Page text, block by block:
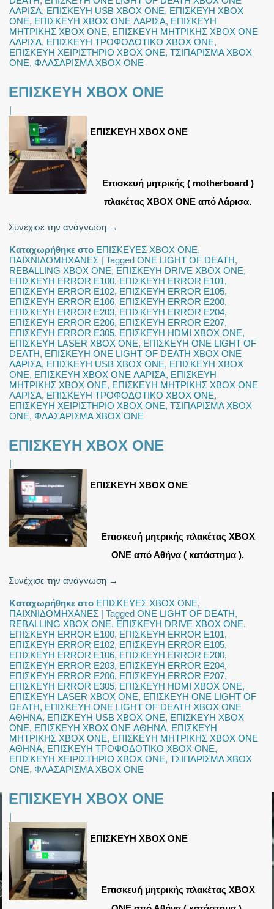
ΛΑΡΙΣΑ, ΕΠΙΣΚΕΥΗ USB XBOX ONE, ΕΠΙΣΚΕΥΗ XBOX
ONE, ΕΠΙΣΚΕΥΗ XBOX ONE ΛΑΡΙΣΑ, ΕΠΙΣΚΕΥΗ
ΜΗΤΡΙΚΗΣ XBOX ONE, ΕΠΙΣΚΕΥΗ ΜΗΤΡΙΚΗΣ XBOX ONE
ΛΑΡΙΣΑ, ΕΠΙΣΚΕΥΗ ΤΡΟΦΟΔΟΤΙΚΟ XBOX ONE,
ΕΠΙΣΚΕΥΗ ΧΕΙΡΙΣΤΗΡΙΟ XBOX ONE,ΤΣΙΠΑΡΙΣΜΑ XBOX
ONE,ΦΛΑΣΑΡΙΣΜΑ XBOX ONE
ΕΠΙΣΚΕΥΗ XBOX ONE
|
ΕΠΙΣΚΕΥΗ XBOX ONE
Eπισκευή μητρικής ( motherboard )
πλακέτας XBOX ONE από Λάρισα.
Συνέχισε την ανάγνωση →
Καταχωρήθηκε στο ΕΠΙΣΚΕΥΕΣ XBOX ONE,
ΠΑΙΧΝΙΔΟΜΗΧΑΝΕΣ |Tagged ONE LIGHT OF DEATH,
REBALLING XBOX ONE, ΕΠΙΣΚΕΥΗ DRIVE XBOX ONE,
ΕΠΙΣΚΕΥΗ ERROR E100, ΕΠΙΣΚΕΥΗ ERROR E101,
ΕΠΙΣΚΕΥΗ ERROR E102, ΕΠΙΣΚΕΥΗ ERROR E105,
ΕΠΙΣΚΕΥΗ ERROR E106, ΕΠΙΣΚΕΥΗ ERROR E200,
ΕΠΙΣΚΕΥΗ ERROR E203, ΕΠΙΣΚΕΥΗ ERROR E204,
ΕΠΙΣΚΕΥΗ ERROR E206, ΕΠΙΣΚΕΥΗ ERROR E207,
ΕΠΙΣΚΕΥΗ ERROR E305, ΕΠΙΣΚΕΥΗ HDMI XBOX ONE,
ΕΠΙΣΚΕΥΗ LASER XBOX ONE, ΕΠΙΣΚΕΥΗ ONE LIGHT OF
DEATH, ΕΠΙΣΚΕΥΗ ONE LIGHT OF DEATH XBOX ONE
ΛΑΡΙΣΑ, ΕΠΙΣΚΕΥΗ USB XBOX ONE, ΕΠΙΣΚΕΥΗ XBOX
ONE, ΕΠΙΣΚΕΥΗ XBOX ONE ΛΑΡΙΣΑ, ΕΠΙΣΚΕΥΗ
ΜΗΤΡΙΚΗΣ XBOX ONE, ΕΠΙΣΚΕΥΗ ΜΗΤΡΙΚΗΣ XBOX ONE
ΛΑΡΙΣΑ, ΕΠΙΣΚΕΥΗ ΤΡΟΦΟΔΟΤΙΚΟ XBOX ONE,
ΕΠΙΣΚΕΥΗ ΧΕΙΡΙΣΤΗΡΙΟ XBOX ONE,ΤΣΙΠΑΡΙΣΜΑ XBOX
ONE,ΦΛΑΣΑΡΙΣΜΑ XBOX ONE
ΕΠΙΣΚΕΥΗ XBOX ONE
|
ΕΠΙΣΚΕΥΗ XBOX ONE
Eπισκευή μητρικής πλακέτας XBOX
ONE από Αθήνα ( κατάστημα ).
Συνέχισε την ανάγνωση →
Καταχωρήθηκε στο ΕΠΙΣΚΕΥΕΣ XBOX ONE,
ΠΑΙΧΝΙΔΟΜΗΧΑΝΕΣ |Tagged ONE LIGHT OF DEATH,
REBALLING XBOX ONE, ΕΠΙΣΚΕΥΗ DRIVE XBOX ONE,
ΕΠΙΣΚΕΥΗ ERROR E100, ΕΠΙΣΚΕΥΗ ERROR E101,
ΕΠΙΣΚΕΥΗ ERROR E102, ΕΠΙΣΚΕΥΗ ERROR E105,
ΕΠΙΣΚΕΥΗ ERROR E106, ΕΠΙΣΚΕΥΗ ERROR E200,
ΕΠΙΣΚΕΥΗ ERROR E203, ΕΠΙΣΚΕΥΗ ERROR E204,
ΕΠΙΣΚΕΥΗ ERROR E206, ΕΠΙΣΚΕΥΗ ERROR E207,
ΕΠΙΣΚΕΥΗ ERROR E305, ΕΠΙΣΚΕΥΗ HDMI XBOX ONE,
ΕΠΙΣΚΕΥΗ LASER XBOX ONE, ΕΠΙΣΚΕΥΗ ONE LIGHT OF
DEATH, ΕΠΙΣΚΕΥΗ ONE LIGHT OF DEATH XBOX ONE
ΑΘΗΝΑ, ΕΠΙΣΚΕΥΗ USB XBOX ONE, ΕΠΙΣΚΕΥΗ XBOX
ONE, ΕΠΙΣΚΕΥΗ XBOX ONE ΑΘΗΝΑ, ΕΠΙΣΚΕΥΗ
ΜΗΤΡΙΚΗΣ XBOX ONE, ΕΠΙΣΚΕΥΗ ΜΗΤΡΙΚΗΣ XBOX ONE
ΑΘΗΝΑ, ΕΠΙΣΚΕΥΗ ΤΡΟΦΟΔΟΤΙΚΟ XBOX ONE,
ΕΠΙΣΚΕΥΗ ΧΕΙΡΙΣΤΗΡΙΟ XBOX ONE,ΤΣΙΠΑΡΙΣΜΑ XBOX
ONE,ΦΛΑΣΑΡΙΣΜΑ XBOX ONE
ΕΠΙΣΚΕΥΗ XBOX ONE
|
ΕΠΙΣΚΕΥΗ XBOX ONE
Επισκευή μητρικής πλακέτας XBOX